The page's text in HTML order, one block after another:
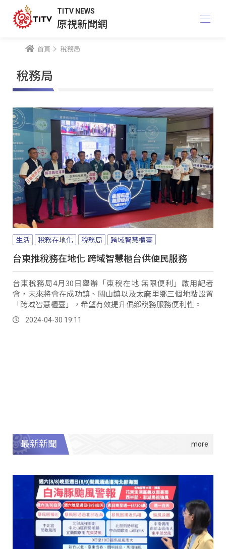
TITV NEWS
原視新聞網
首頁 稅務局
稅務局
生活 稅務在地化 稅務局 跨域智慧櫃臺
台東推稅務在地化 跨域智慧櫃台供便民服務
台東稅務局4月30日舉辦「東稅在地 無限便利」啟用記者
會，未來將會在成功鎮、關山鎮以及太麻里鄉三個地點設置
「跨域智慧櫃臺」，希望有效提升偏鄉稅務服務便利性。
2024-04-30 19:11
最新新聞